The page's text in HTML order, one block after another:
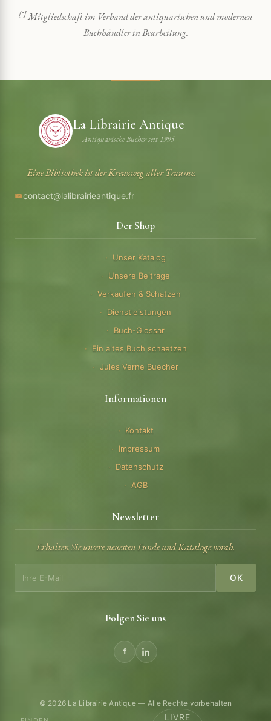
[*]Mitgliedschaft im Verband der antiquarischen und modernen
Buchhändler in Bearbeitung.
La Librairie Antique
Antiquarische Bucher seit 1995
Eine Bibliothek ist der Kreuzweg aller Traume.
contact@lalibrairieantique.fr
Der Shop
Unser Katalog
Unsere Beitrage
Verkaufen & Schatzen
Dienstleistungen
Buch-Glossar
Ein altes Buch schaetzen
Jules Verne Buecher
Informationen
Kontakt
Impressum
Datenschutz
AGB
Newsletter
Erhalten Sie unsere neuesten Funde und Kataloge vorab.
OK
Folgen Sie uns
© 2026 La Librairie Antique — Alle Rechte vorbehalten
LIVRE